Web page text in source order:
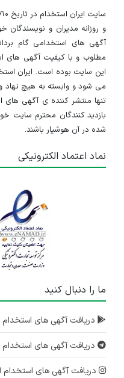
و روزانه مدیران و
آگهی های استخدامی گام
مطلوب و با کیفیت آگهی های
این سایت بوده است. ایران
می شود و وابسته به هیچ نهاد
تنها منتشر کننده ی آگهی های
بازدید کنندگان محترم
شده در آن هوشیار باشند.
نماد اعتماد الکترونیکی
ما را دنبال کنید
دریافت آگهی های استخدام
دریافت آگهی های استخدام
دریافت آگهی های استخدام